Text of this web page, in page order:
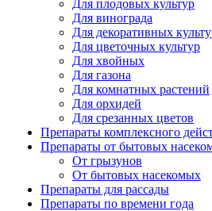
Для плодовых культур
Для винограда
Для декоративных
Для цветочных культур
Для хвойных
Для газона
Для комнатных растений
Для орхидей
Для срезанных цветов
Препараты комплексного
Препараты от бытовых
От грызунов
От бытовых насекомых
Препараты для рассады
Препараты по времени года